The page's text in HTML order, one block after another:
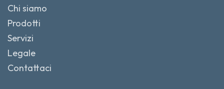
Chi siamo
Prodotti
Servizi
Legale
Contattaci